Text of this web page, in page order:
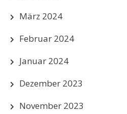
März 2024
Februar 2024
Januar 2024
Dezember 2023
November 2023